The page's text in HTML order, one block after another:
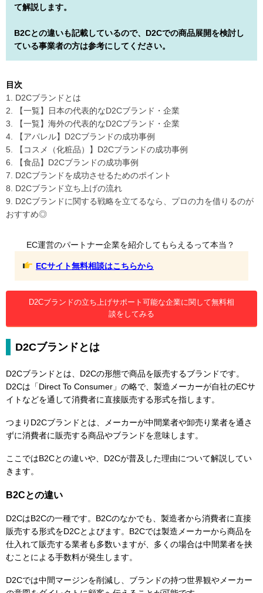
て解説します。
B2Cとの違いも記載しているので、D2Cでの商品展開を検討し
ている事業者の方は参考にしてください。
目次
1. D2Cブランドとは
2. 【一覧】日本の代表的なD2Cブランド・企業
3. 【一覧】海外の代表的なD2Cブランド・企業
4. 【アパレル】D2Cブランドの成功事例
5. 【コスメ（化粧品）】D2Cブランドの成功事例
6. 【食品】D2Cブランドの成功事例
7. D2Cブランドを成功させるためのポイント
8. D2Cブランド立ち上げの流れ
9. D2Cブランドに関する戦略を立てるなら、プロの力を借りるのが
おすすめ◎
EC運営のパートナー企業を紹介してもらえるって本当？
ECサイト無料相談はこちらから
D2Cブランドの立ち上げサポート可能な企業に関して無料相
談をしてみる
D2Cブランドとは
D2Cブランドとは、D2Cの形態で商品を販売するブランドです。
D2Cは「Direct To Consumer」の略で、製造メーカーが自社のECサ
イトなどを通して消費者に直接販売する形式を指します。
つまりD2Cブランドとは、メーカーが中間業者や卸売り業者を通さ
ずに消費者に販売する商品やブランドを意味します。
ここではB2Cとの違いや、D2Cが普及した理由について解説してい
きます。
B2Cとの違い
D2CはB2Cの一種です。B2Cのなかでも、製造者から消費者に直接
販売する形式をD2Cとよびます。B2Cでは製造メーカーから商品を
仕入れて販売する業者も多数いますが、多くの場合は中間業者を挟
むことによる手数料が発生します。
D2Cでは中間マージンを削減し、ブランドの持つ世界観やメーカー